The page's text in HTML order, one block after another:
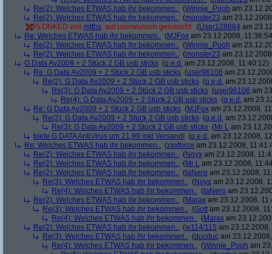
Re(2): Welches ETWAS hab ihr bekommen.. (Winnie_Pooh am
Re(2): Welches ETWAS hab ihr bekommen.. (monster23 am
PLONKED von mtths: auf userwunsch geloescht (User128884 am
Re: Welches ETWAS hab ihr bekommen.. (MJFox am 23.12.2008,
Re(2): Welches ETWAS hab ihr bekommen.. (Winnie_Pooh am
Re(2): Welches ETWAS hab ihr bekommen.. (monster23 am
G Data Av2009 + 2 Stück 2 GB usb sticks (q.e.d. am 23.12.2008, 11:40:12)
Re: G Data Av2009 + 2 Stück 2 GB usb sticks (user96106 am
Re(2): G Data Av2009 + 2 Stück 2 GB usb sticks (q.e.d. am
Re(3): G Data Av2009 + 2 Stück 2 GB usb sticks (user96106 am
Re(4): G Data Av2009 + 2 Stück 2 GB usb sticks (q.e.d. am
Re: G Data Av2009 + 2 Stück 2 GB usb sticks (MJFox am 23.12.2008,
Re(2): G Data Av2009 + 2 Stück 2 GB usb sticks (q.e.d. am
Re(3): G Data Av2009 + 2 Stück 2 GB usb sticks (Mr L am
biete G DATA AntiVirus um 21,99 inkl Versand! (q.e.d. am 23.12.2008,
Re: Welches ETWAS hab ihr bekommen.. (xxxforce am 23.12.2008,
Re(2): Welches ETWAS hab ihr bekommen.. (Noyx am 23.12.2008,
Re(2): Welches ETWAS hab ihr bekommen.. (Mr L am 23.12.2008,
Re(2): Welches ETWAS hab ihr bekommen.. (taNero am 23.12.2008,
Re(3): Welches ETWAS hab ihr bekommen.. (Noyx am 23.12.2008,
Re(4): Welches ETWAS hab ihr bekommen.. (taNero am
Re(2): Welches ETWAS hab ihr bekommen.. (Marax am 23.12.2008,
Re(3): Welches ETWAS hab ihr bekommen.. (Gott am 23.12.2008,
Re(4): Welches ETWAS hab ihr bekommen.. (Marax am
Re(2): Welches ETWAS hab ihr bekommen.. (w114/115 am 23.12.2008,
Re(3): Welches ETWAS hab ihr bekommen.. (ducduc am
Re(4): Welches ETWAS hab ihr bekommen.. (Winnie_Pooh am